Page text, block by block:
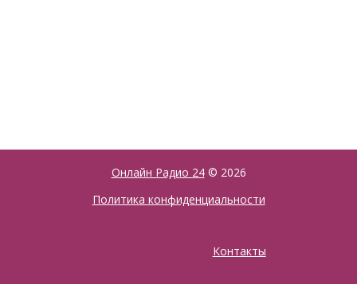
Онлайн Радио 24© 2026
Политика конфиденциальности
Контакты